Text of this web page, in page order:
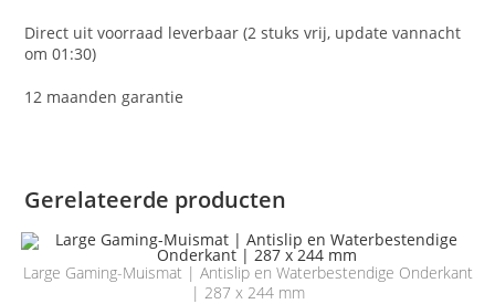
Direct uit voorraad leverbaar (2 stuks vrij, update vannacht
om 01:30)
12 maanden garantie
Gerelateerde producten
Large Gaming-Muismat | Antislip en Waterbestendige Onderkant
| 287 x 244 mm